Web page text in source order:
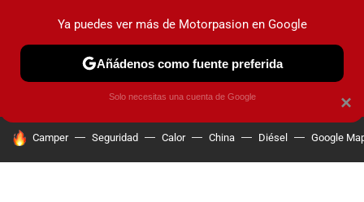
PRUEBAS COCHES ELÉCTRICOS OBSERVATORIO
HOY SE HABLA DE
Camper Seguridad Calor China Diésel Google
×
Ya puedes ver más de Motorpasion en Google
Añádenos como fuente preferida
Solo necesitas una cuenta de Google